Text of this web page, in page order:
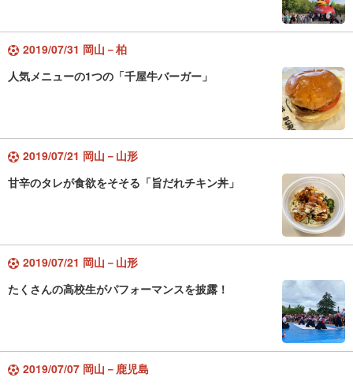
2019/07/31 岡山－柏
人気メニューの1つの「千屋牛バーガー」
2019/07/21 岡山－山形
甘辛のタレが食欲をそそる「旨だれチキン丼」
2019/07/21 岡山－山形
たくさんの高校生がパフォーマンスを披露！
2019/07/07 岡山－鹿児島